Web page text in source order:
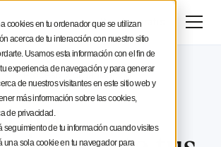
cookies en tu ordenador que se utilizan
acerca de tu interacción con nuestro sitio
Usamos esta información con el fin de
experiencia de navegación y para generar
de nuestros visitantes en este sitio web y
más información sobre las cookies,
de privacidad.
seguimiento de tu información cuando visites
una sola cookie en tu navegador para
Prueba gratis
Menú
Estratégia social media
Consejos de creación
Proceso y organización
March 22, 2023